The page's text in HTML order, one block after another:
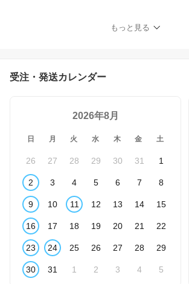
アコンカグア
もっと見る
受注・発送カレンダー
2026年8月
日 月 火 水 木 金 土
26 27 28 29 30 31 1
2 3 4 5 6 7 8
9 10 11 12 13 14 15
16 17 18 19 20 21 22
23 24 25 26 27 28 29
30 31 1 2 3 4 5